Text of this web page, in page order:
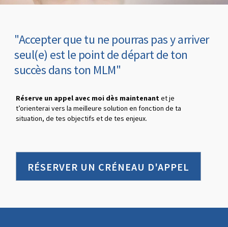
"Accepter que tu ne pourras pas y arriver
seul(e) est le point de départ de ton
succès dans ton MLM"
Réserve un appel avec moi dès maintenantet je
t’orienterai vers la meilleure solution en fonction de ta
situation, de tes objectifs et de tes enjeux.
RÉSERVER UN CRÉNEAU D'APPEL